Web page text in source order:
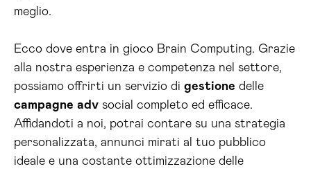
meglio.
Ecco dove entra in gioco Brain Computing. Grazie
alla nostra esperienza e competenza nel settore,
possiamo offrirti un servizio di gestione delle
campagne adv social completo ed efficace.
Affidandoti a noi, potrai contare su una strategia
personalizzata, annunci mirati al tuo pubblico
ideale e una costante ottimizzazione delle